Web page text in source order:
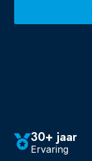
30+ jaar
Ervaring